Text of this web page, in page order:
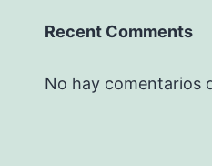
Recent Comments
No hay comentarios